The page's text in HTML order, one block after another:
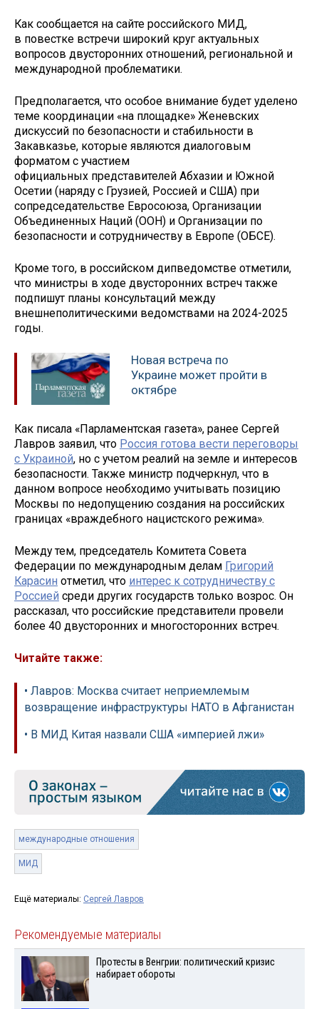
Как сообщается на сайте российского МИД,
в повестке встречи широкий круг актуальных
вопросов двусторонних отношений, региональной и
международной проблематики.
Предполагается, что особое внимание будет уделено
теме координации «на площадке» Женевских
дискуссий по безопасности и стабильности в
Закавказье, которые являются диалоговым
форматом с участием
официальных представителей Абхазии и Южной
Осетии (наряду с Грузией, Россией и США) при
сопредседательстве Евросоюза, Организации
Объединенных Наций (ООН) и Организации по
безопасности и сотрудничеству в Европе (ОБСЕ).
Кроме того, в российском дипведомстве отметили,
что министры в ходе двусторонних встреч также
подпишут планы консультаций между
внешнеполитическими ведомствами на 2024-2025
годы.
Новая встреча по
Украине может пройти в
октябре
Как писала «Парламентская газета», ранее Сергей
Лавров заявил, что Россия готова вести переговоры
с Украиной, но с учетом реалий на земле и интересов
безопасности. Также министр подчеркнул, что в
данном вопросе необходимо учитывать позицию
Москвы по недопущению создания на российских
границах «враждебного нацистского режима».
Между тем, председатель Комитета Совета
Федерации по международным делам Григорий
Карасин отметил, что интерес к сотрудничеству с
Россией среди других государств только возрос. Он
рассказал, что российские представители провели
более 40 двусторонних и многосторонних встреч.
Читайте также:
• Лавров: Москва считает неприемлемым
возвращение инфраструктуры НАТО в Афганистан
• В МИД Китая назвали США «империей лжи»
международные отношения
МИД
Ещё материалы: Сергей Лавров
Рекомендуемые материалы
Протесты в Венгрии: политический кризис
набирает обороты